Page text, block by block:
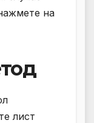
на
лист